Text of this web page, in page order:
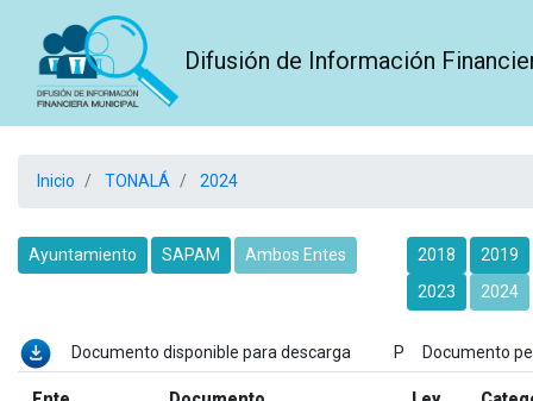
Difusión de Información
Inicio TONALÁ 2024
Ayuntamiento SAPAM Ambos Entes 2018
2019
2023
2024
Documento disponible para descarga P Documento